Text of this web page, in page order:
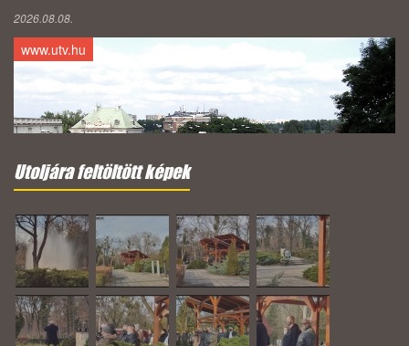
2026.08.08.
www.utv.hu
Utoljára feltöltött képek